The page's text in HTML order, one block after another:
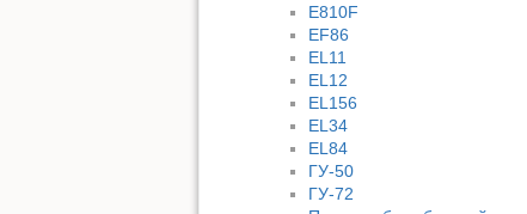
E810F
EF86
EL11
EL12
EL156
EL34
EL84
ГУ-50
ГУ-72